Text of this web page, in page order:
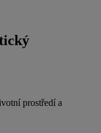
prostředí a